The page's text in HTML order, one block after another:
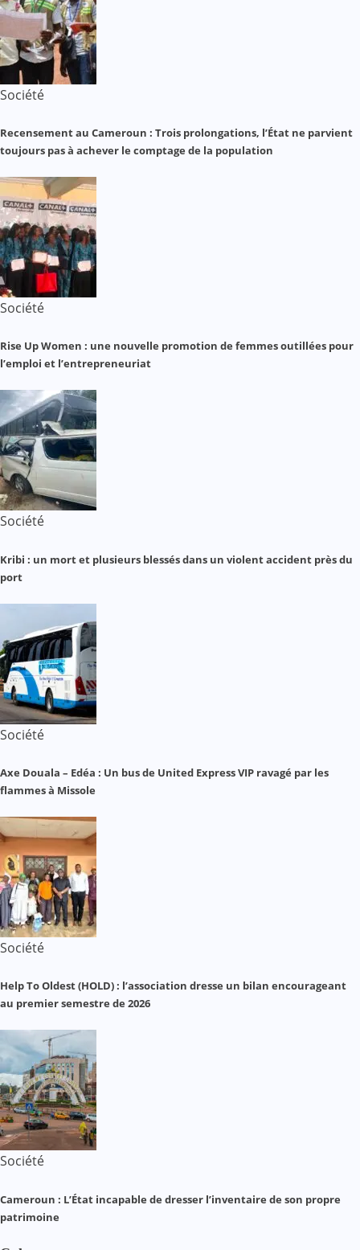
Société
Recensement au Cameroun : Trois prolongations, l’État ne parvient
toujours pas à achever le comptage de la population
Société
Rise Up Women : une nouvelle promotion de femmes outillées pour
l’emploi et l’entrepreneuriat
Société
Kribi : un mort et plusieurs blessés dans un violent accident près du
port
Société
Axe Douala – Edéa : Un bus de United Express VIP ravagé par les
flammes à Missole
Société
Help To Oldest (HOLD) : l’association dresse un bilan encourageant
au premier semestre de 2026
Société
Cameroun : L’État incapable de dresser l’inventaire de son propre
patrimoine